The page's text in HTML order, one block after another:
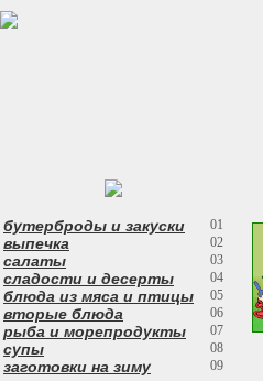
01
бутерброды и закуски
02
выпечка
03
салаты
04
сладости и десерты
05
блюда из мяса и птицы
06
вторые блюда
07
рыба и морепродукты
08
супы
09
заготовки на зиму